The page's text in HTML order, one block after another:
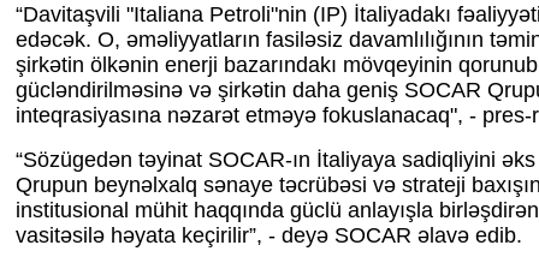
“Davitaşvili "Italiana Petroli"nin (IP) İtaliyadakı
edəcək. O, əməliyyatların fasiləsiz davamlılığının
şirkətin ölkənin enerji bazarındakı mövqeyinin
gücləndirilməsinə və şirkətin daha geniş SOCAR
inteqrasiyasına nəzarət etməyə fokuslanacaq", -
“Sözügedən təyinat SOCAR-ın İtaliyaya sadiqliyini
Qrupun beynəlxalq sənaye təcrübəsi və strateji
institusional mühit haqqında güclü anlayışla
vasitəsilə həyata keçirilir”, - deyə SOCAR əlavə edib.